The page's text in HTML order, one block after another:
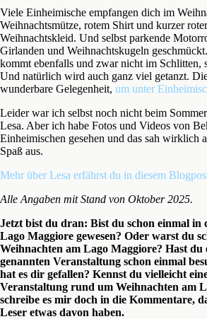
Viele Einheimische empfangen dich im
Weihnachtsmütze, rotem Shirt und kurzer
Weihnachtskleid. Und selbst parkende
Girlanden und Weihnachtskugeln
kommt ebenfalls und zwar nicht im Schlitten,
Und natürlich wird auch ganz viel getanzt.
wunderbare Gelegenheit, um unter
Leider war ich selbst noch nicht beim
Lesa. Aber ich habe Fotos und Videos von
Einheimischen gesehen und das sah wirklich
Spaß aus.
Mehr über Lesa erfährst du in diesem
Alle Angaben mit Stand von Oktober 2025.
Jetzt bist du dran: Bist du schon einmal in
Lago Maggiore gewesen? Oder warst du
Weihnachten am Lago Maggiore? Hast du
genannten Veranstaltung schon einmal
hat es dir gefallen? Kennst du vielleicht
Veranstaltung rund um Weihnachten am
schreibe es mir doch in die Kommentare,
Leser etwas davon haben.